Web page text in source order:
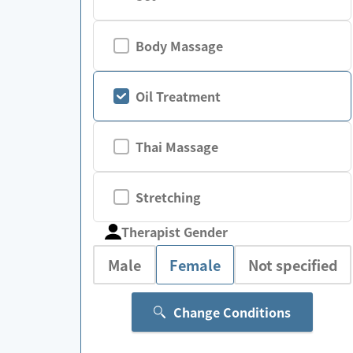
Body Massage
Oil Treatment
Thai Massage
Stretching
Therapist Gender
Male Female Not specified
Change Conditions